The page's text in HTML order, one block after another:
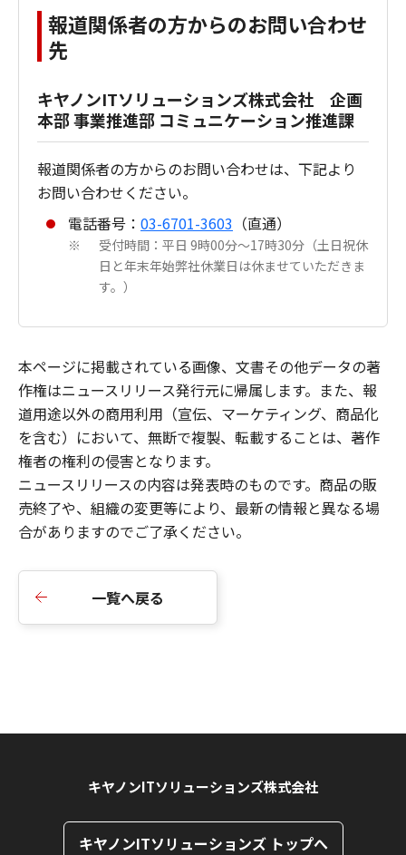
報道関係者の方からのお問い合わせ
先
キヤノンITソリューションズ株式会社 企画
本部 事業推進部 コミュニケーション推進課
報道関係者の方からのお問い合わせは、下記より
お問い合わせください。
電話番号： 03-6701-3603 （直通）
※
受付時間：平日 9時00分～17時30分（土日祝休
日と年末年始弊社休業日は休ませていただきま
す。）
本ページに掲載されている画像、文書その他データの著
作権はニュースリリース発行元に帰属します。また、報
道用途以外の商用利用（宣伝、マーケティング、商品化
を含む）において、無断で複製、転載することは、著作
権者の権利の侵害となります。
ニュースリリースの内容は発表時のものです。商品の販
売終了や、組織の変更等により、最新の情報と異なる場
合がありますのでご了承ください。
一覧へ戻る
キヤノンITソリューションズ株式会社
キヤノンITソリューションズ トップへ